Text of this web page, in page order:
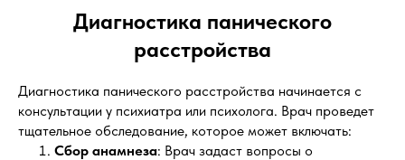
Диагностика панического
расстройства
Диагностика панического расстройства начинается с
консультации у психиатра или психолога. Врач проведет
тщательное обследование, которое может включать:
Сбор анамнеза: Врач задаст вопросы о